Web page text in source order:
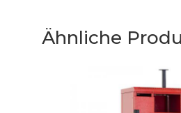
Ähnliche